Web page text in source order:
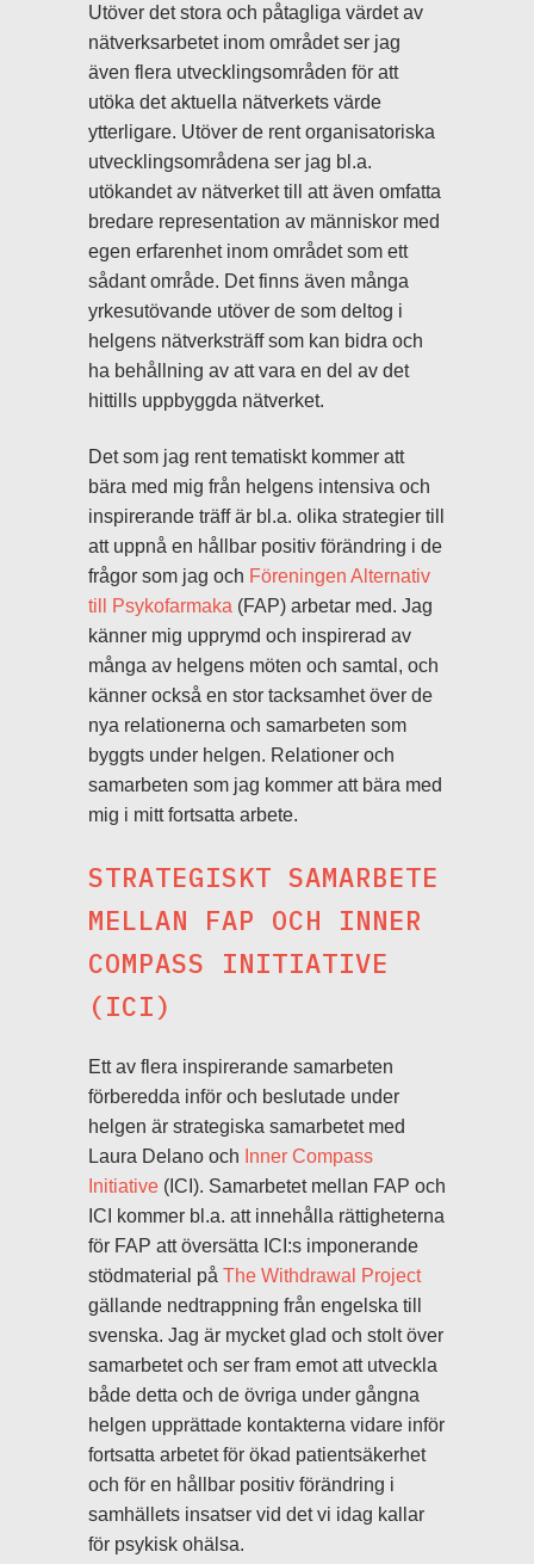
Utöver det stora och påtagliga värdet av
nätverksarbetet inom området ser jag
även flera utvecklingsområden för att
utöka det aktuella nätverkets värde
ytterligare. Utöver de rent organisatoriska
utvecklingsområdena ser jag bl.a.
utökandet av nätverket till att även omfatta
bredare representation av människor med
egen erfarenhet inom området som ett
sådant område. Det finns även många
yrkesutövande utöver de som deltog i
helgens nätverksträff som kan bidra och
ha behållning av att vara en del av det
hittills uppbyggda nätverket.
Det som jag rent tematiskt kommer att
bära med mig från helgens intensiva och
inspirerande träff är bl.a. olika strategier till
att uppnå en hållbar positiv förändring i de
frågor som jag och Föreningen Alternativ
till Psykofarmaka (FAP) arbetar med. Jag
känner mig upprymd och inspirerad av
många av helgens möten och samtal, och
känner också en stor tacksamhet över de
nya relationerna och samarbeten som
byggts under helgen. Relationer och
samarbeten som jag kommer att bära med
mig i mitt fortsatta arbete.
STRATEGISKT SAMARBETE
MELLAN FAP OCH INNER
COMPASS INITIATIVE
(ICI)
Ett av flera inspirerande samarbeten
förberedda inför och beslutade under
helgen är strategiska samarbetet med
Laura Delano och Inner Compass
Initiative (ICI). Samarbetet mellan FAP och
ICI kommer bl.a. att innehålla rättigheterna
för FAP att översätta ICI:s imponerande
stödmaterial på The Withdrawal Project
gällande nedtrappning från engelska till
svenska. Jag är mycket glad och stolt över
samarbetet och ser fram emot att utveckla
både detta och de övriga under gångna
helgen upprättade kontakterna vidare inför
fortsatta arbetet för ökad patientsäkerhet
och för en hållbar positiv förändring i
samhällets insatser vid det vi idag kallar
för psykisk ohälsa.